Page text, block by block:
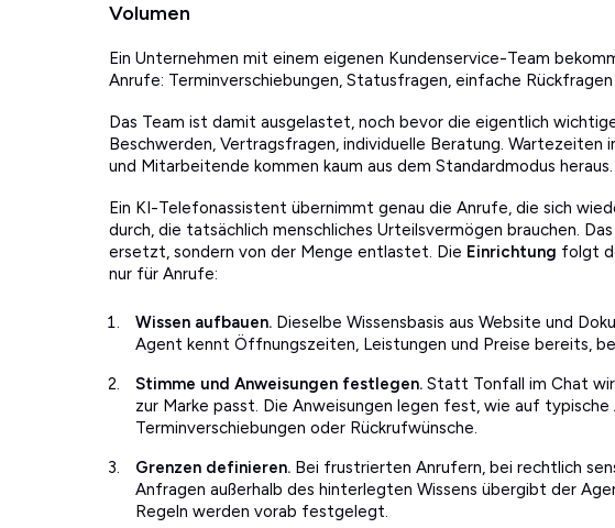
Volumen
Ein Unternehmen mit einem eigenen Kundenservice-Team
Anrufe: Terminverschiebungen, Statusfragen, einfache Rückfragen
Das Team ist damit ausgelastet, noch bevor die eigentlich
Beschwerden, Vertragsfragen, individuelle Beratung. Wartezeiten
und Mitarbeitende kommen kaum aus dem Standardmodus heraus.
Ein KI-Telefonassistent übernimmt genau die Anrufe, die sich
durch, die tatsächlich menschliches Urteilsvermögen brauchen.
ersetzt, sondern von der Menge entlastet. Die Einrichtung folgt
nur für Anrufe:
Wissen aufbauen. Dieselbe Wissensbasis aus Website und
Agent kennt Öffnungszeiten, Leistungen und Preise bereits,
Stimme und Anweisungen festlegen. Statt Tonfall im Chat
zur Marke passt. Die Anweisungen legen fest, wie auf
Terminverschiebungen oder Rückrufwünsche.
Grenzen definieren. Bei frustrierten Anrufern, bei rechtlich
Anfragen außerhalb des hinterlegten Wissens übergibt der
Regeln werden vorab festgelegt.